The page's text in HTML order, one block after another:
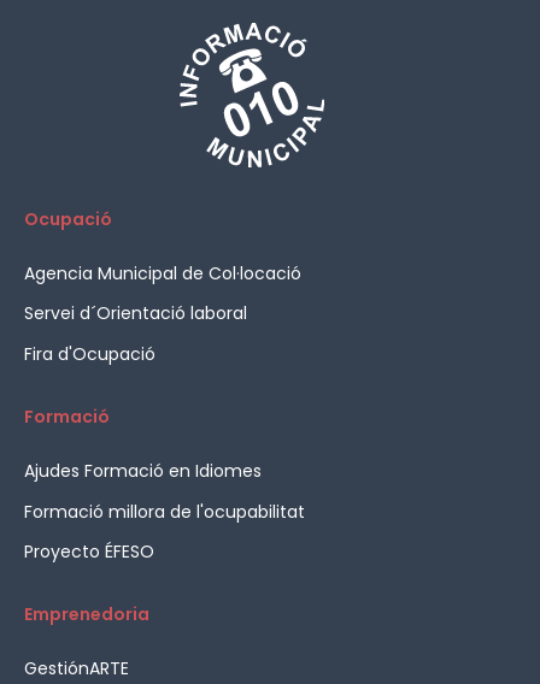
Ocupació
Agencia Municipal de Col·locació
Servei d´Orientació laboral
Fira d'Ocupació
Formació
Ajudes Formació en Idiomes
Formació millora de l'ocupabilitat
Proyecto ÉFESO
Emprenedoria
GestiónARTE